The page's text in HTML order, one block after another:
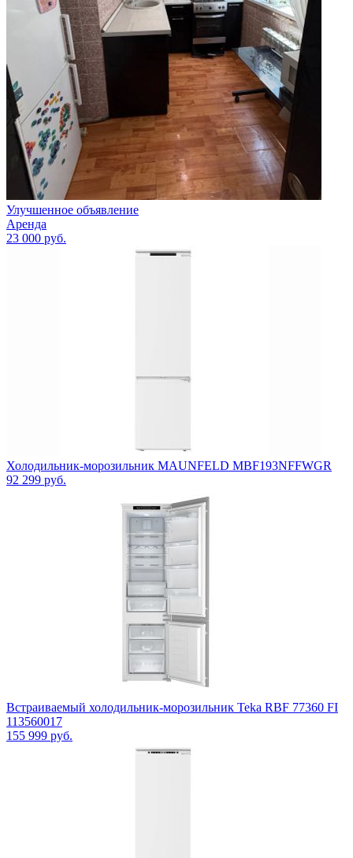
Улучшенное объявление
Аренда
23 000 руб.
Холодильник-морозильник MAUNFELD MBF193NFFWGR
92 299 руб.
Встраиваемый холодильник-морозильник Teka RBF 77360 FI
113560017
155 999 руб.